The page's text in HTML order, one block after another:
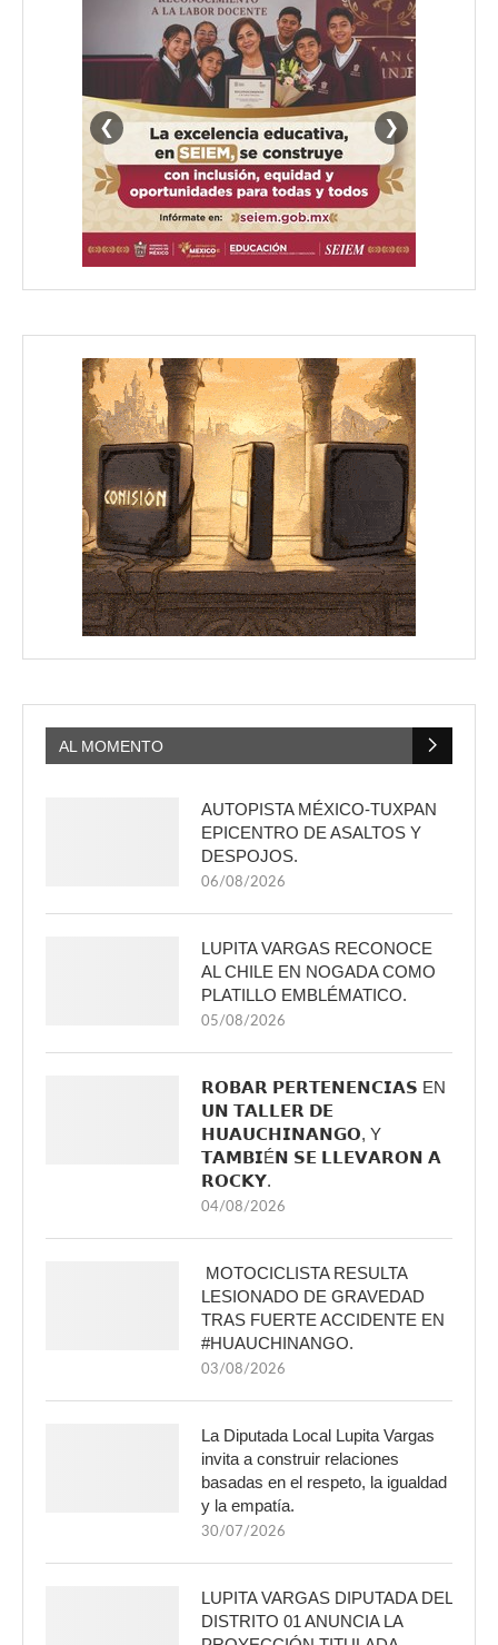
❮ ❯
AL MOMENTO
AUTOPISTA MÉXICO-TUXPAN
EPICENTRO DE ASALTOS Y
DESPOJOS.
06/08/2026
LUPITA VARGAS RECONOCE
AL CHILE EN NOGADA COMO
PLATILLO EMBLÉMATICO.
05/08/2026
𝗥𝗢𝗕𝗔𝗥 𝗣𝗘𝗥𝗧𝗘𝗡𝗘𝗡𝗖𝗜𝗔𝗦 EN
𝗨𝗡 𝗧𝗔𝗟𝗟𝗘𝗥 𝗗𝗘
𝗛𝗨𝗔𝗨𝗖𝗛𝗜𝗡𝗔𝗡𝗚𝗢, Y
𝗧𝗔𝗠𝗕𝗜É𝗡 𝗦𝗘 𝗟𝗟𝗘𝗩𝗔𝗥𝗢𝗡 𝗔
𝗥𝗢𝗖𝗞𝗬.
04/08/2026
MOTOCICLISTA RESULTA
LESIONADO DE GRAVEDAD
TRAS FUERTE ACCIDENTE EN
#HUAUCHINANGO.
03/08/2026
La Diputada Local Lupita Vargas
invita a construir relaciones
basadas en el respeto, la igualdad
y la empatía.
30/07/2026
LUPITA VARGAS DIPUTADA DEL
DISTRITO 01 ANUNCIA LA